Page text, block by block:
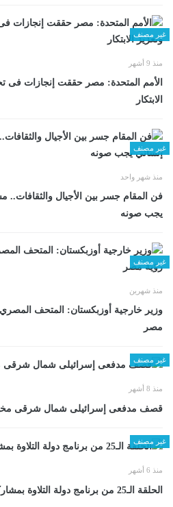
غير مصنف
منذ 9 أشهر
الأمم المتحدة: مصر حققت إنجازات فى
الابتكار
غير مصنف
منذ شهر واحد
فن المقام جسر بين الأجيال والثقافات..
يجب صونه
غير مصنف
منذ شهرين
وزير خارجية أوزبكستان: المتحف
مصر
غير مصنف
منذ 8 أشهر
قصف مدفعى إسرائيلى شمال شرقى
غير مصنف
منذ 6 أشهر
الحلقة الـ25 من برنامج دولة التلاوة بمشاركة كبار القراء.. بث مباشر